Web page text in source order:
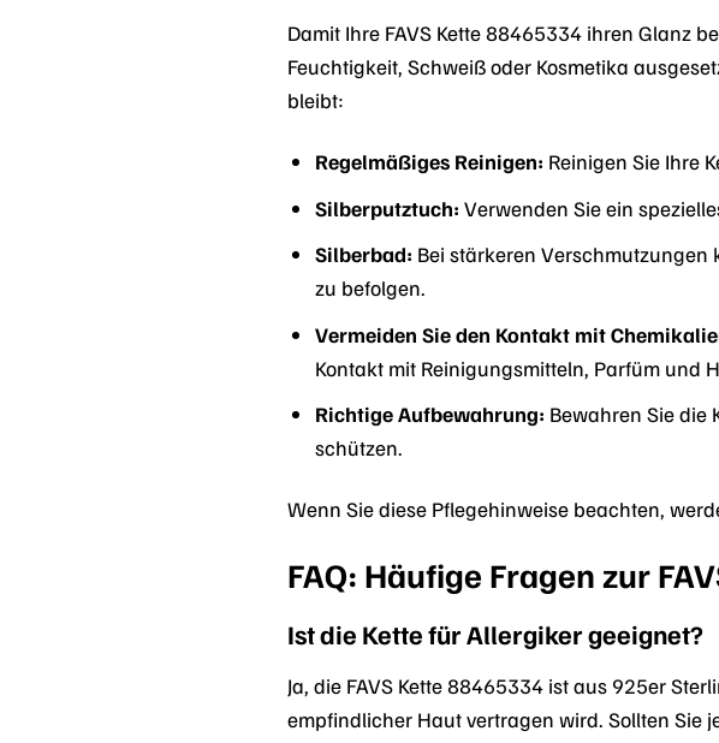
Damit Ihre FAVS Kette 88465334 ihren Glanz
Feuchtigkeit, Schweiß oder Kosmetika
bleibt:
Regelmäßiges Reinigen: Reinigen Sie Ihre
Silberputztuch: Verwenden Sie ein
Silberbad: Bei stärkeren Verschmutzungen
zu befolgen.
Vermeiden Sie den Kontakt mit
Kontakt mit Reinigungsmitteln, Parfüm und
Richtige Aufbewahrung: Bewahren Sie die
schützen.
Wenn Sie diese Pflegehinweise beachten,
FAQ: Häufige Fragen zur
Ist die Kette für Allergiker geeignet?
Ja, die FAVS Kette 88465334 ist aus 925er
empfindlicher Haut vertragen wird. Sollten Sie